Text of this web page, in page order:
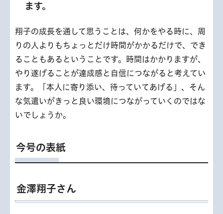
ます。
翔子の成長を通して思うことは、何かをやる時に、周
りの人よりもちょっとだけ時間がかかるだけで、でき
ることもあるということです。時間はかかりますが、
やり遂げることが達成感と自信につながると考えてい
ます。「本人に寄り添い、待っていてあげる」、そん
な気遣いがきっと良い環境につながっていくのではな
いでしょうか。
今号の表紙
金澤翔子さん